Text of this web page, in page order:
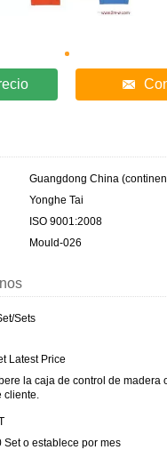
Guangdong China
Yonghe Tai
ISO 9001:2008
Mould-026
Sets
Latest Price
la caja de control de madera
cliente.
Set o establece por mes